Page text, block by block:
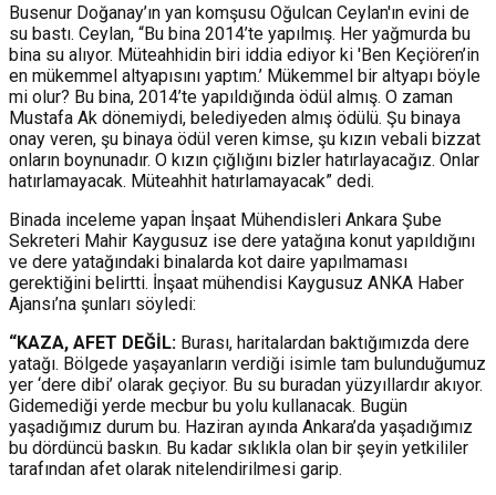
Busenur Doğanay’ın yan komşusu Oğulcan Ceylan'ın evini de
su bastı. Ceylan, “Bu bina 2014’te yapılmış. Her yağmurda bu
bina su alıyor. Müteahhidin biri iddia ediyor ki 'Ben Keçiören’in
en mükemmel altyapısını yaptım.’ Mükemmel bir altyapı böyle
mi olur? Bu bina, 2014’te yapıldığında ödül almış. O zaman
Mustafa Ak dönemiydi, belediyeden almış ödülü. Şu binaya
onay veren, şu binaya ödül veren kimse, şu kızın vebali bizzat
onların boynunadır. O kızın çığlığını bizler hatırlayacağız. Onlar
hatırlamayacak. Müteahhit hatırlamayacak” dedi.
Binada inceleme yapan İnşaat Mühendisleri Ankara Şube
Sekreteri Mahir Kaygusuz ise dere yatağına konut yapıldığını
ve dere yatağındaki binalarda kot daire yapılmaması
gerektiğini belirtti. İnşaat mühendisi Kaygusuz ANKA Haber
Ajansı’na şunları söyledi:
“KAZA, AFET DEĞİL: Burası, haritalardan baktığımızda dere
yatağı. Bölgede yaşayanların verdiği isimle tam bulunduğumuz
yer ‘dere dibi’ olarak geçiyor. Bu su buradan yüzyıllardır akıyor.
Gidemediği yerde mecbur bu yolu kullanacak. Bugün
yaşadığımız durum bu. Haziran ayında Ankara’da yaşadığımız
bu dördüncü baskın. Bu kadar sıklıkla olan bir şeyin yetkililer
tarafından afet olarak nitelendirilmesi garip.